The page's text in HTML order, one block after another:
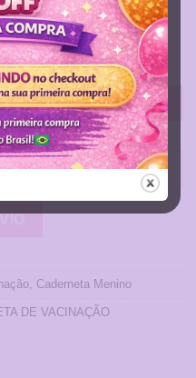
CARRINHO
, Caderneta Menino
DE VACINAÇÃO